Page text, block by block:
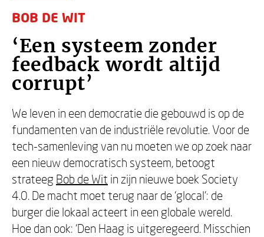
BOB DE WIT
‘Een systeem zonder
feedback wordt altijd
corrupt’
We leven in een democratie die gebouwd is op de
fundamenten van de industriële revolutie. Voor de
tech-samenleving van nu moeten we op zoek naar
een nieuw democratisch systeem, betoogt
strateeg Bob de Wit in zijn nieuwe boek Society
4.0. De macht moet terug naar de ‘glocal’: de
burger die lokaal acteert in een globale wereld.
Hoe dan ook: ‘Den Haag is uitgeregeerd. Misschien